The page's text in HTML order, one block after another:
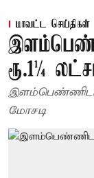
மாவட்ட செய்திகள்
ரூ.1¼
மோசடி